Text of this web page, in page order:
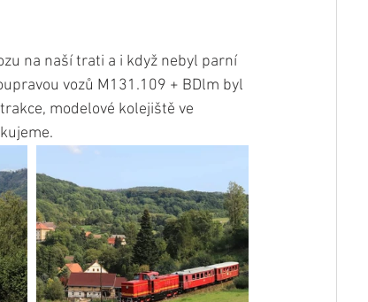
na naší trati a i když nebyl parní
vozů M131.109 + BDlm byl
modelové kolejiště ve